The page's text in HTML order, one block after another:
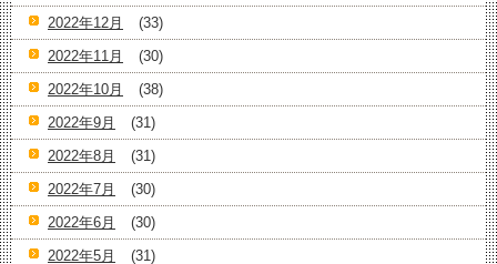
2022年12月
(33)
2022年11月
(30)
2022年10月
(38)
2022年9月
(31)
2022年8月
(31)
2022年7月
(30)
2022年6月
(30)
2022年5月
(31)